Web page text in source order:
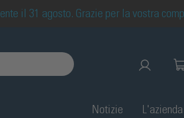
il 31 agosto. Grazie per la vostra
Notizie L'azienda